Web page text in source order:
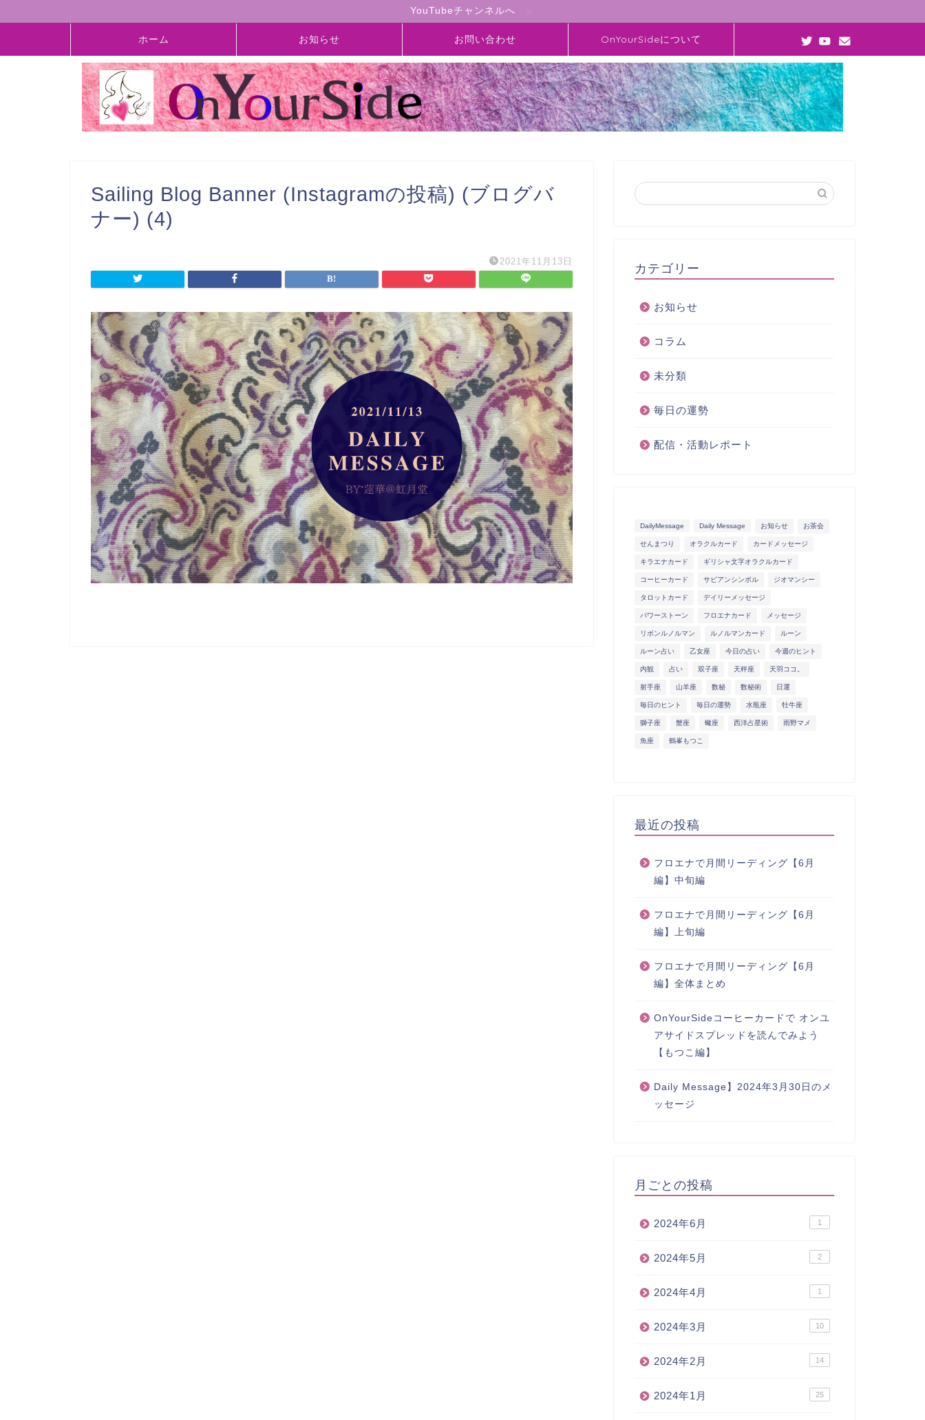
YouTubeチャンネルへ
ホーム お知らせ お問い合わせ OnYourSideについて
Sailing Blog Banner (Instagramの投稿) (ブログバ
ナー) (4)
2021年11月13日 カテゴリー
お知らせ
コラム
未分類
毎日の運勢
配信・活動レポート
DailyMessage Daily Message お知らせ お茶会
せんまつり オラクルカード カードメッセージ
キラエナカード ギリシャ文字オラクルカード
コーヒーカード サビアンシンボル ジオマンシー
タロットカード デイリーメッセージ
パワーストーン フロエナカード メッセージ
リボンルノルマン ルノルマンカード ルーン
ルーン占い 乙女座 今日の占い 今週のヒント
内観 占い 双子座 天秤座 天羽ココ。
射手座 山羊座 数秘 数秘術 日運
毎日のヒント 毎日の運勢 水瓶座 牡牛座
獅子座 蟹座 蠍座 西洋占星術 雨野マメ
魚座 鶴峯もつこ
最近の投稿
フロエナで月間リーディング【6月
編】中旬編
フロエナで月間リーディング【6月
編】上旬編
フロエナで月間リーディング【6月
編】全体まとめ
OnYourSideコーヒーカードで オンユ
アサイドスプレッドを読んでみよう
【もつこ編】
Daily Message】2024年3月30日のメ
ッセージ
月ごとの投稿
2024年6月 1
2024年5月 2
2024年4月 1
2024年3月 10
2024年2月 14
2024年1月 25